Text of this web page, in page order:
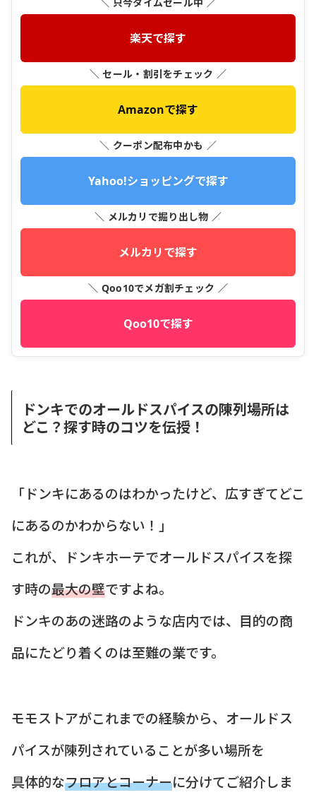
楽天で探す
＼ セール・割引をチェック ／
Amazonで探す
＼ クーポン配布中かも ／
Yahoo!ショッピングで探す
＼ メルカリで掘り出し物 ／
メルカリで探す
＼ Qoo10でメガ割チェック ／
Qoo10で探す
ドンキでのオールドスパイスの陳列場所は
どこ？探す時のコツを伝授！
「ドンキにあるのはわかったけど、広すぎてどこ
にあるのかわからない！」
これが、ドンキホーテでオールドスパイスを探
す時の最大の壁ですよね。
ドンキのあの迷路のような店内では、目的の商
品にたどり着くのは至難の業です。
モモストアがこれまでの経験から、オールドス
パイスが陳列されていることが多い場所を
具体的なフロアとコーナーに分けてご紹介しま